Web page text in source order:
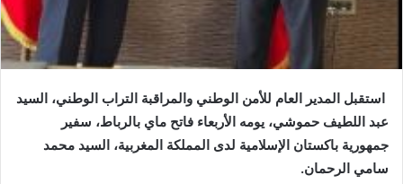
استقبل المدير العام للأمن الوطني والمراقبة التراب الوطني، السيد
عبد اللطيف حموشي، يومه الأربعاء فاتح ماي بالرباط، سفير
جمهورية باكستان الإسلامية لدى المملكة المغربية، السيد محمد
سامي الرحمان.